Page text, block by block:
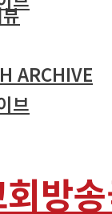
ARCHIVE
브